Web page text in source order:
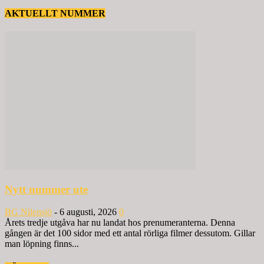
AKTUELLT NUMMER
Nytt nummer ute
BG Nilensjö - 6 augusti, 2026 0
Årets tredje utgåva har nu landat hos prenumeranterna. Denna
gången är det 100 sidor med ett antal rörliga filmer dessutom. Gillar
man löpning finns...